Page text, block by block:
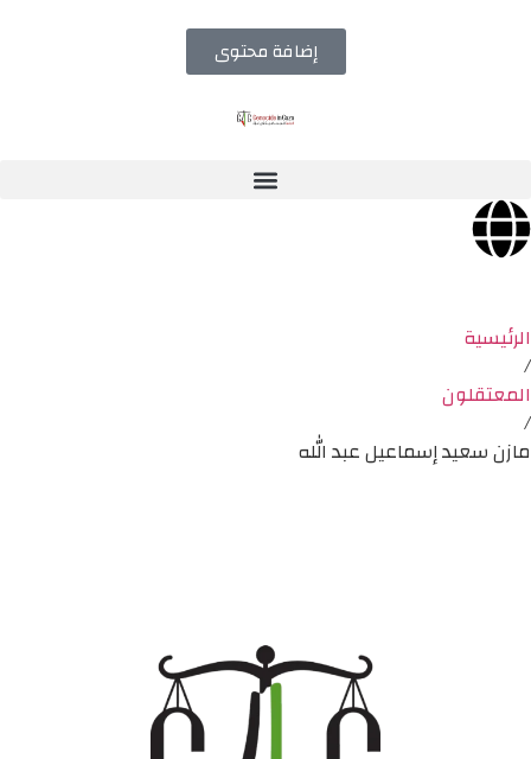
إضافة محتوى
الرئيسية
/
المعتقلون
/
مازن سعيد إسماعيل عبد الله